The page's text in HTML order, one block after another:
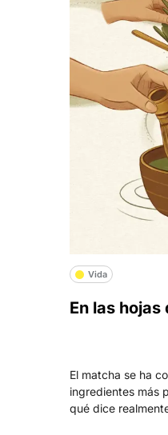
Vida
En las
El matcha se ha
ingredientes más
qué dice